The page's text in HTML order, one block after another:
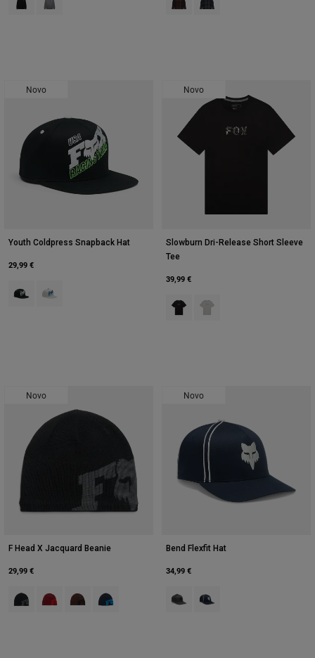
Novo
Youth Coldpress Snapback Hat
29,99 €
Product swatch type of Preto.
Product swatch type of Cinzento Claro.
Novo
Slowburn Dri-Release Short Sleeve
Tee
39,99 €
Product swatch type of Preto.
Product swatch type of
Novo
F Head X Jacquard Beanie
29,99 €
Product swatch type of Preto.
Product swatch type of Vermelho Pimenta.
Product swatch type of Café.
Product swatch type of Azul meia-noite.
Novo
Bend Flexfit Hat
34,99 €
Product swatch type of Cinzento
Product swatch type of